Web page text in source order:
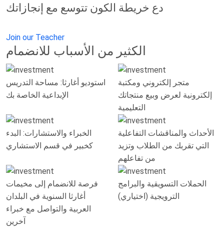
دع خريطة الكون تتوسع مع إنجازاتك
Join our Teacher
الكثير من الأسباب للانضمام
استوديو أغارثا: مساحة التدريس
الإبداعية الخاصة بك
متجر إلكتروني ومكتبة
إلكترونية لعرض وبيع منتجاتك
التعليمية
الخبراء والاستشارات: البدء
كخبير في قسم الاستشاري
الأحداث والمناقشات التفاعلية
التي تقربك من الطلاب وتزيد
من تفاعلهم
فرصة للانضمام إلى مخيمات
أغارثا السنوية في البلدان
العربية والتواصل مع خبراء
آخرين
الحملات التسويقية والبرامج
الترويجية (اختياري)